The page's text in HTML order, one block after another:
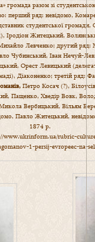
громада разом зі
перший ряд: невідомо,
студентської громади,
Іродіон Житецький,
Левченко; другий ряд:
Чубинський, Іван Нечуй-
Орест Левицький
Діаконенко; третій ряд:
Петро Косач (?),
Пащенко, Хведір Вовк,
Вербицький, Вільям
Павло Житецький,
1874 р.
www.ukrinform.ua/rubric-
1-persij-evropeec-na-